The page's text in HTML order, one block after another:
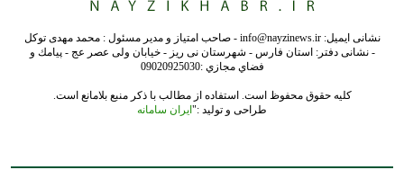
نشانی ایمیل: info@nayzinews.ir - صاحب امتیاز و مدیر مسئول : محمد مهدی توکل
- نشانی دفتر: استان فارس - شهرستان نی ریز - خیابان ولی عصر عج - پيامك و
فضاي مجازي :09020925030
کلیه حقوق محفوظ است. استفاده از مطالب با ذکر منبع بلامانع است.
طراحی و تولید :"ایران سامانه